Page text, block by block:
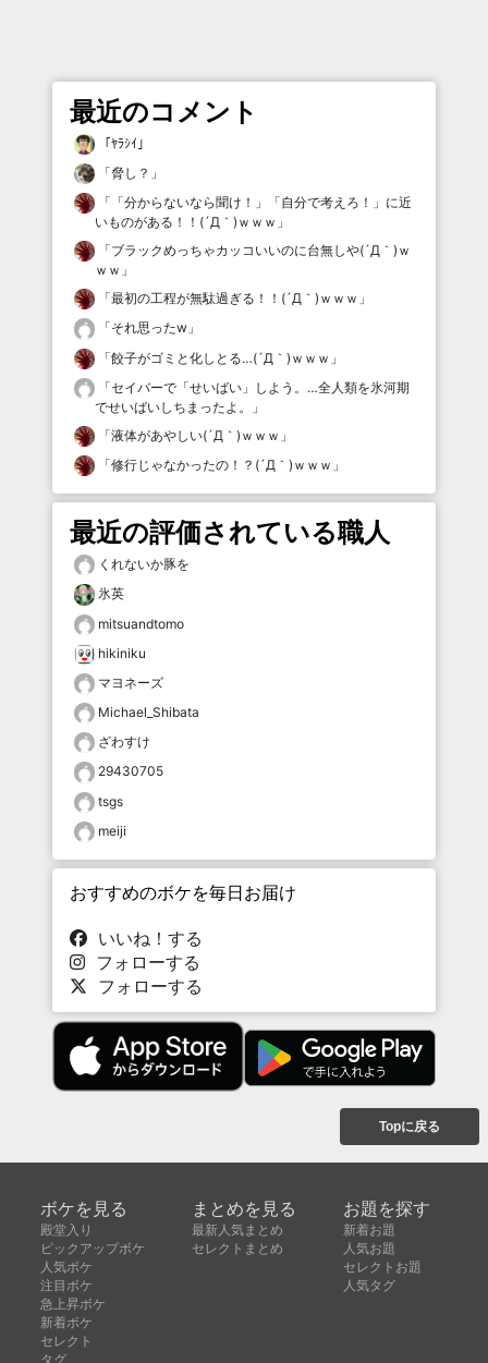
最近のコメント
「ﾔﾗｼｲ 」
「脅し？ 」
「 「分からないなら聞け！」「自分で考えろ！」に近
いものがある！！(´Д｀)ｗｗｗ 」
「ブラックめっちゃカッコいいのに台無しや(´Д｀)ｗ
ｗｗ 」
「最初の工程が無駄過ぎる！！(´Д｀)ｗｗｗ 」
「それ思ったw 」
「餃子がゴミと化しとる…(´Д｀)ｗｗｗ 」
「セイバーで「せいばい」しよう。…全人類を氷河期
でせいばいしちまったよ。
」
「液体があやしい(´Д｀)ｗｗｗ 」
「修行じゃなかったの！？(´Д｀)ｗｗｗ 」
最近の評価されている職人
くれないか豚を
氷英
mitsuandtomo
hikiniku
マヨネーズ
Michael_Shibata
ざわすけ
29430705
tsgs
meiji
おすすめのボケを毎日お届け
いいね！する
フォローする
フォローする
Topに戻る
ボケを見る
殿堂入り
ピックアップボケ
人気ボケ
注目ボケ
急上昇ボケ
新着ボケ
セレクト
タグ
まとめを見る
最新人気まとめ
セレクトまとめ
お題を探す
新着お題
人気お題
セレクトお題
人気タグ